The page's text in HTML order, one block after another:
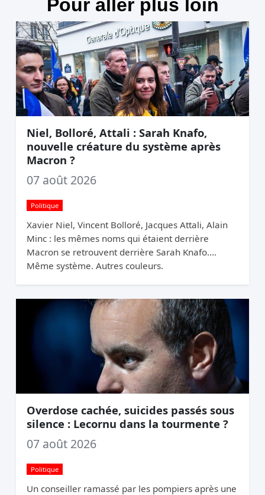
Pour aller plus loin
Niel, Bolloré, Attali : Sarah Knafo,
nouvelle créature du système après
Macron ?
07 août 2026
Politique
Xavier Niel, Vincent Bolloré, Jacques Attali, Alain
Minc : les mêmes noms qui étaient derrière
Macron se retrouvent derrière Sarah Knafo.
Même système. Autres couleurs.
Overdose cachée, suicides passés sous
silence : Lecornu dans la tourmente ?
07 août 2026
Politique
Un conseiller ramassé par les pompiers après une